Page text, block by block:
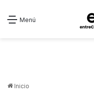
Menú
Inicio